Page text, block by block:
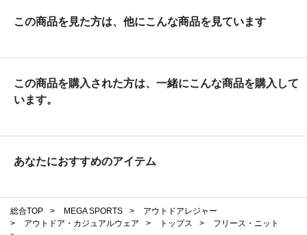
この商品を見た方は、他にこんな商品を見ています
この商品を購入された方は、一緒にこんな商品を購入して
います。
あなたにおすすめのアイテム
総合TOP > MEGA SPORTS >
アウトドアレジャー
>
アウトドア・カジュアルウェア > トップス >
フリース・ニット